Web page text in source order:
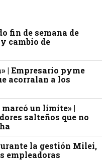
fin de semana de
cambio de
| Empresario pyme
acorralan a los
un límite» |
salteños que no
la gestión Milei,
empleadoras